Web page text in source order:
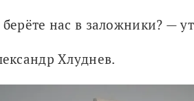
нас в заложники? —
Хлуднев.